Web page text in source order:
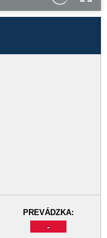
PREVÁDZKA:
-